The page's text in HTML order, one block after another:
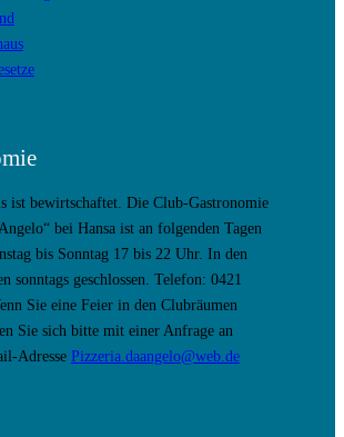
ist bewirtschaftet. Die Club-Gastronomie
bei Hansa ist an folgenden Tagen
bis Sonntag 17 bis 22 Uhr. In den
sonntags geschlossen. Telefon: 0421
Sie eine Feier in den Clubräumen
Sie sich bitte mit einer Anfrage an
Adresse Pizzeria.daangelo@web.de